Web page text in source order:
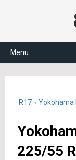
Menu
55 R17 Yokohama
225/55